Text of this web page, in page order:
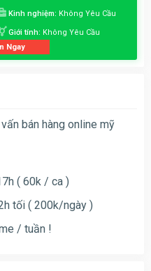
Kinh nghiệm: Không Yêu Cầu
Giới tính: Không Yêu Cầu
Ngay
bán hàng online mỹ
( 60k / ca )
tối ( 200k/ngày )
/ tuần !